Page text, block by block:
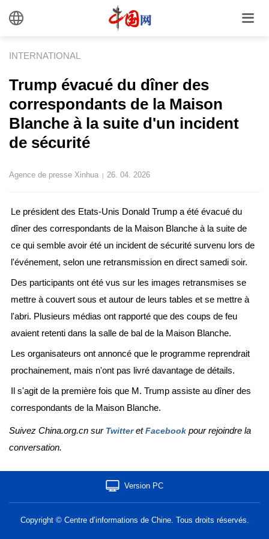
INTERNATIONAL
Trump évacué du dîner des
correspondants de la Maison
Blanche à la suite d'un incident
de sécurité
Agence de presse Xinhua | 26. 04. 2026
Le président des Etats-Unis Donald Trump a été évacué du
dîner des correspondants de la Maison Blanche à la suite de
ce qui semble avoir été un incident de sécurité survenu lors de
l'événement, selon une retransmission en direct samedi soir.
Des participants ont été vus sur les images retransmises se
mettre à couvert sous et autour de leurs tables et se mettre à
l'abri. Plusieurs médias ont rapporté que des coups de feu
avaient retenti dans la salle de bal de la Maison Blanche.
Les organisateurs ont annoncé que le programme reprendrait
prochainement, mais n'ont pas livré davantage de détails.
Il s'agit de la première fois que M. Trump assiste au dîner des
correspondants de la Maison Blanche.
Suivez China.org.cn sur Twitter etFacebook pour rejoindre la
conversation.
Version PC
Copyright © Centre d’informations de Chine. Tous droits réservés.